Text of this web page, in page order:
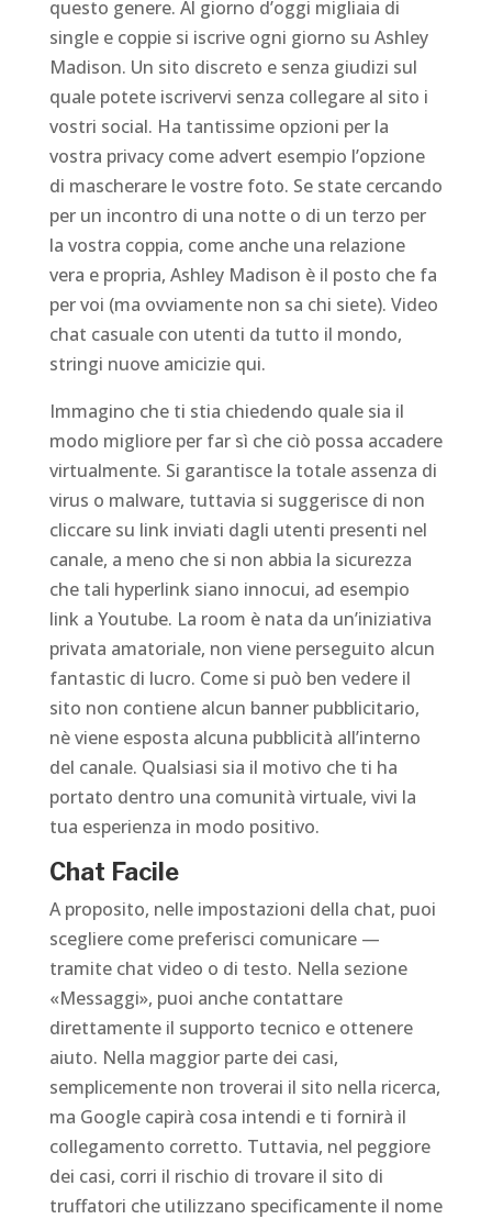
questo genere. Al giorno d’oggi migliaia di
single e coppie si iscrive ogni giorno su Ashley
Madison. Un sito discreto e senza giudizi sul
quale potete iscrivervi senza collegare al sito i
vostri social. Ha tantissime opzioni per la
vostra privacy come advert esempio l’opzione
di mascherare le vostre foto. Se state cercando
per un incontro di una notte o di un terzo per
la vostra coppia, come anche una relazione
vera e propria, Ashley Madison è il posto che fa
per voi (ma ovviamente non sa chi siete). Video
chat casuale con utenti da tutto il mondo,
stringi nuove amicizie qui.
Immagino che ti stia chiedendo quale sia il
modo migliore per far sì che ciò possa accadere
virtualmente. Si garantisce la totale assenza di
virus o malware, tuttavia si suggerisce di non
cliccare su link inviati dagli utenti presenti nel
canale, a meno che si non abbia la sicurezza
che tali hyperlink siano innocui, ad esempio
link a Youtube. La room è nata da un’iniziativa
privata amatoriale, non viene perseguito alcun
fantastic di lucro. Come si può ben vedere il
sito non contiene alcun banner pubblicitario,
nè viene esposta alcuna pubblicità all’interno
del canale. Qualsiasi sia il motivo che ti ha
portato dentro una comunità virtuale, vivi la
tua esperienza in modo positivo.
Chat Facile
A proposito, nelle impostazioni della chat, puoi
scegliere come preferisci comunicare —
tramite chat video o di testo. Nella sezione
«Messaggi», puoi anche contattare
direttamente il supporto tecnico e ottenere
aiuto. Nella maggior parte dei casi,
semplicemente non troverai il sito nella ricerca,
ma Google capirà cosa intendi e ti fornirà il
collegamento corretto. Tuttavia, nel peggiore
dei casi, corri il rischio di trovare il sito di
truffatori che utilizzano specificamente il nome